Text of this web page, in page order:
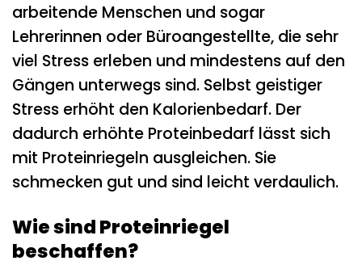
arbeitende Menschen und sogar
Lehrerinnen oder Büroangestellte, die sehr
viel Stress erleben und mindestens auf den
Gängen unterwegs sind. Selbst geistiger
Stress erhöht den Kalorienbedarf. Der
dadurch erhöhte Proteinbedarf lässt sich
mit Proteinriegeln ausgleichen. Sie
schmecken gut und sind leicht verdaulich.
Wie sind Proteinriegel
beschaffen?